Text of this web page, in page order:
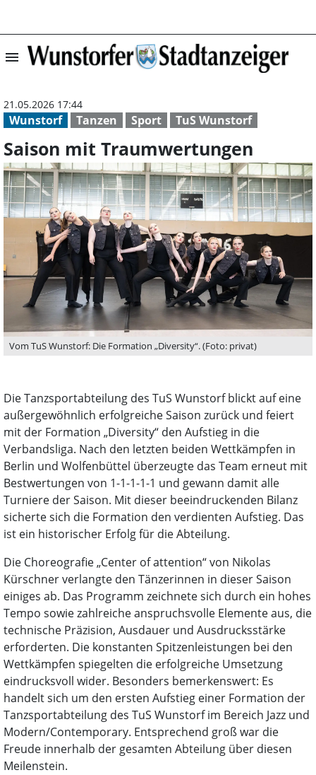
menu Saison mit
Wunstorf Tanzen Sport TuS Wunstorf
21.05.2026 17:44
Saison mit Traumwertungen
Vom TuS Wunstorf: Die Formation „Diversity“. (Foto: privat)
Die Tanzsportabteilung des TuS Wunstorf blickt auf eine
außergewöhnlich erfolgreiche Saison zurück und feiert
mit der Formation „Diversity“ den Aufstieg in die
Verbandsliga. Nach den letzten beiden Wettkämpfen in
Berlin und Wolfenbüttel überzeugte das Team erneut mit
Bestwertungen von 1-1-1-1-1 und gewann damit alle
Turniere der Saison. Mit dieser beeindruckenden Bilanz
sicherte sich die Formation den verdienten Aufstieg. Das
ist ein historischer Erfolg für die Abteilung.
Die Choreografie „Center of attention“ von Nikolas
Kürschner verlangte den Tänzerinnen in dieser Saison
einiges ab. Das Programm zeichnete sich durch ein hohes
Tempo sowie zahlreiche anspruchsvolle Elemente aus, die
technische Präzision, Ausdauer und Ausdrucksstärke
erforderten. Die konstanten Spitzenleistungen bei den
Wettkämpfen spiegelten die erfolgreiche Umsetzung
eindrucksvoll wider. Besonders bemerkenswert: Es
handelt sich um den ersten Aufstieg einer Formation der
Tanzsportabteilung des TuS Wunstorf im Bereich Jazz und
Modern/Contemporary. Entsprechend groß war die
Freude innerhalb der gesamten Abteilung über diesen
Meilenstein.